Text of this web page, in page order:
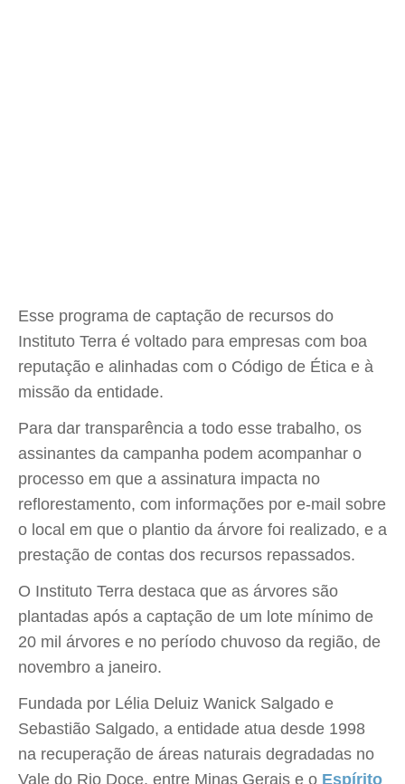
Esse programa de captação de recursos do
Instituto Terra é voltado para empresas com boa
reputação e alinhadas com o Código de Ética e à
missão da entidade.
Para dar transparência a todo esse trabalho, os
assinantes da campanha podem acompanhar o
processo em que a assinatura impacta no
reflorestamento, com informações por e-mail sobre
o local em que o plantio da árvore foi realizado, e a
prestação de contas dos recursos repassados.
O Instituto Terra destaca que as árvores são
plantadas após a captação de um lote mínimo de
20 mil árvores e no período chuvoso da região, de
novembro a janeiro.
Fundada por Lélia Deluiz Wanick Salgado e
Sebastião Salgado, a entidade atua desde 1998
na recuperação de áreas naturais degradadas no
Vale do Rio Doce, entre Minas Gerais e o Espírito